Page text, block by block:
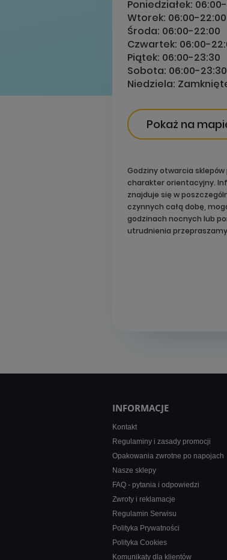
Poniedziałek:
Wtorek: 06:00-22:00
Środa: 06:00-22:00
Czwartek: 06:00-
Piątek: 06:00-23:30
Sobota: 06:00-23:30
Niedziela:
Pokaż na
Godziny otwarcia
charakter orientacyjny.
znajduje się w
czynnych całą dobę,
godzinach nocnych lub
utrudnienia
INFORMACJE
Kontakt
Regulaminy i zasady promocji
Opakowania zwrotne po napojach
Nasze sklepy
FAQ - pytania i odpowiedzi
Zwroty i reklamacje
Regulamin Serwisu
Polityka Prywatności
Polityka Cookies
Komunikaty dla klientów